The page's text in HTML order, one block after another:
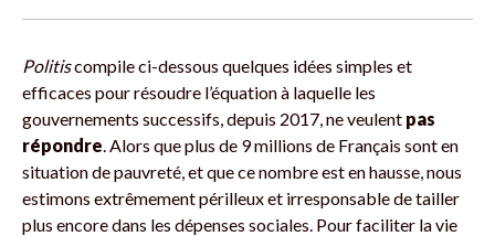
Politiscompile ci-dessous quelques idées simples et
efficaces pour résoudre l’équation à laquelle les
gouvernements successifs, depuis 2017, ne veulent pas
répondre . Alors que plus de 9 millions de Français sont en
situation de pauvreté, et que ce nombre est en hausse, nous
estimons extrêmement périlleux et irresponsable de tailler
plus encore dans les dépenses sociales. Pour faciliter la vie